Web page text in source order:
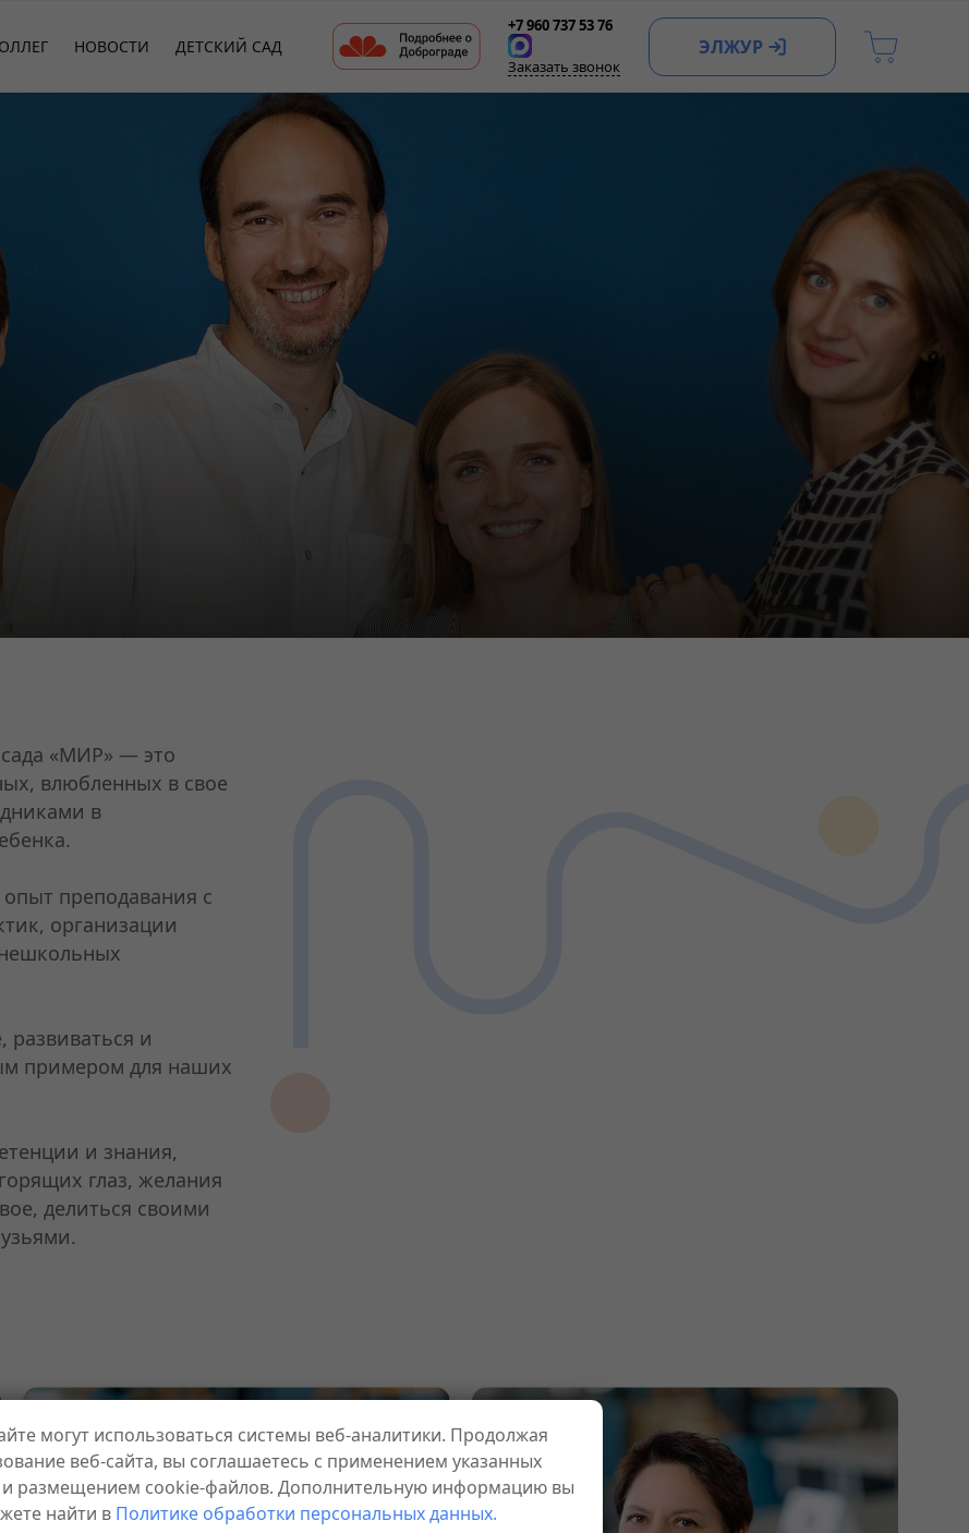
НОВОСТИ ДЕТСКИЙ САД
+7 960 737 53 76
Заказать звонок
ЭЛЖУР
«МИР» — это
влюбленных в свое
в
преподавания с
организации
развиваться и
примером для наших
и знания,
глаз, желания
делиться своими
могут использоваться системы веб-аналитики. Продолжая
веб-сайта, вы соглашаетесь с применением указанных
и размещением cookie-файлов. Дополнительную информацию вы
найти в Политике обработки персональных данных.